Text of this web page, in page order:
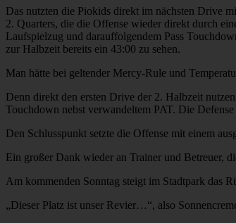
Das nutzten die Piokids direkt im nächsten Drive
2. Quarters, die die Offense wieder direkt durch
Laufspielzug und darauffolgendem Pass
zur Halbzeit bereits ein 43:00 zu sehen.
Man hätte bei geltender Mercy-Rule und
Denn direkt den ersten Drive der 2. Halbzeit
Touchdown nebst verwandeltem PAT. Die
Den Schlusspunkt setzte die Offense mit einem
Ein großer Dank wieder an Trainer und Betreuer,
Am kommenden Sonntag steigt im Stadtpark das
„Dieser Platz ist unser Revier…“, also